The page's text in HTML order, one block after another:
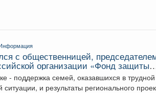
с общественницей,
организации «Фонд защиты
Львовой-Беловой.
- поддержка семей, оказавшихся в трудной
ситуации, и результаты регионального